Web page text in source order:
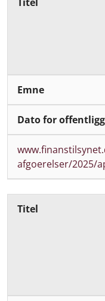
afgoerelser/2025/